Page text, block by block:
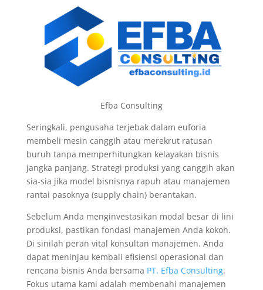
Efba Consulting
Seringkali, pengusaha terjebak dalam euforia
membeli mesin canggih atau merekrut ratusan
buruh tanpa memperhitungkan kelayakan bisnis
jangka panjang. Strategi produksi yang canggih akan
sia-sia jika model bisnisnya rapuh atau manajemen
rantai pasoknya (supply chain) berantakan.
Sebelum Anda menginvestasikan modal besar di lini
produksi, pastikan fondasi manajemen Anda kokoh.
Di sinilah peran vital konsultan manajemen. Anda
dapat meninjau kembali efisiensi operasional dan
rencana bisnis Anda bersama PT. Efba Consulting.
Fokus utama kami adalah membenahi manajemen